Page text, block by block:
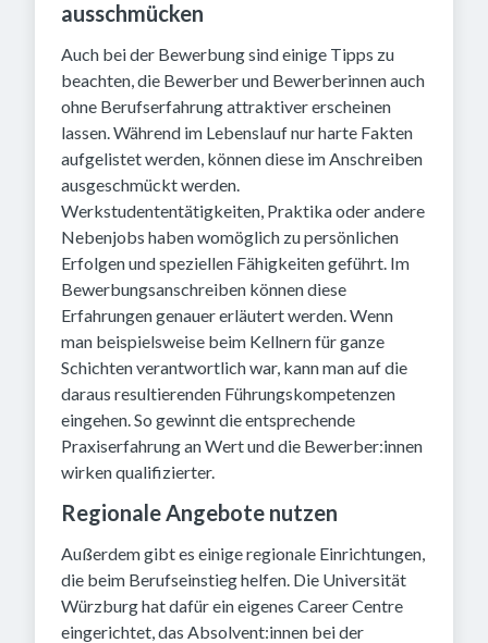
ausschmücken
Auch bei der Bewerbung sind einige Tipps zu
beachten, die Bewerber und Bewerberinnen auch
ohne Berufserfahrung attraktiver erscheinen
lassen. Während im Lebenslauf nur harte Fakten
aufgelistet werden, können diese im Anschreiben
ausgeschmückt werden.
Werkstudententätigkeiten, Praktika oder andere
Nebenjobs haben womöglich zu persönlichen
Erfolgen und speziellen Fähigkeiten geführt. Im
Bewerbungsanschreiben können diese
Erfahrungen genauer erläutert werden. Wenn
man beispielsweise beim Kellnern für ganze
Schichten verantwortlich war, kann man auf die
daraus resultierenden Führungskompetenzen
eingehen. So gewinnt die entsprechende
Praxiserfahrung an Wert und die Bewerber:innen
wirken qualifizierter.
Regionale Angebote nutzen
Außerdem gibt es einige regionale Einrichtungen,
die beim Berufseinstieg helfen. Die Universität
Würzburg hat dafür ein eigenes Career Centre
eingerichtet, das Absolvent:innen bei der